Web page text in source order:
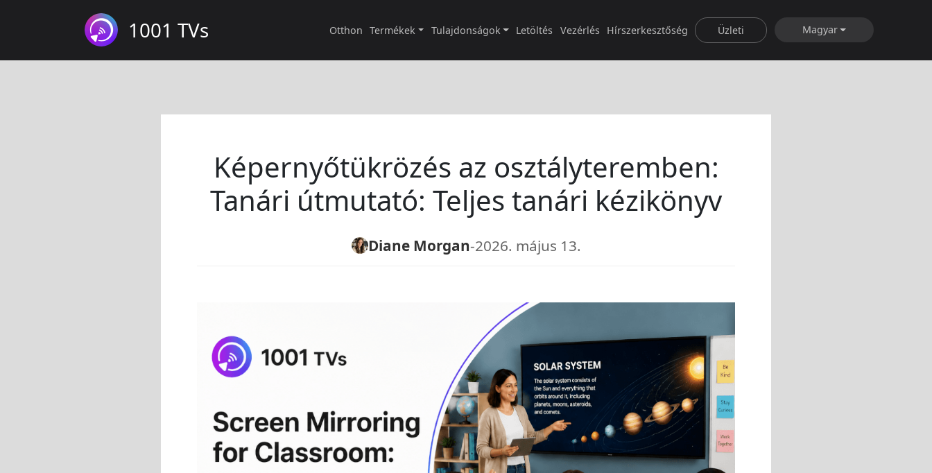
1001 TVs Otthon Termékek Tulajdonságok Letöltés Vezérlés Hírszerkesztőség Üzleti Magyar
Képernyőtükrözés az osztályteremben:
Tanári útmutató: Teljes tanári kézikönyv
Diane Morgan-2026. május 13.